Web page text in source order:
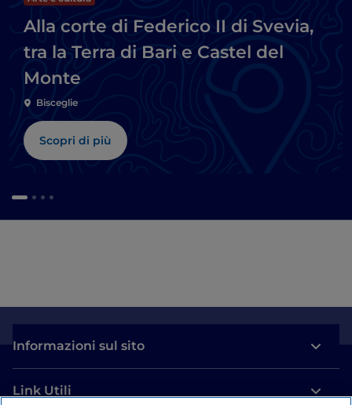
Alla corte di Federico II di Svevia,
tra la Terra di Bari e Castel del
Monte
Bisceglie
Scopri di più
Informazioni sul sito
Link Utili